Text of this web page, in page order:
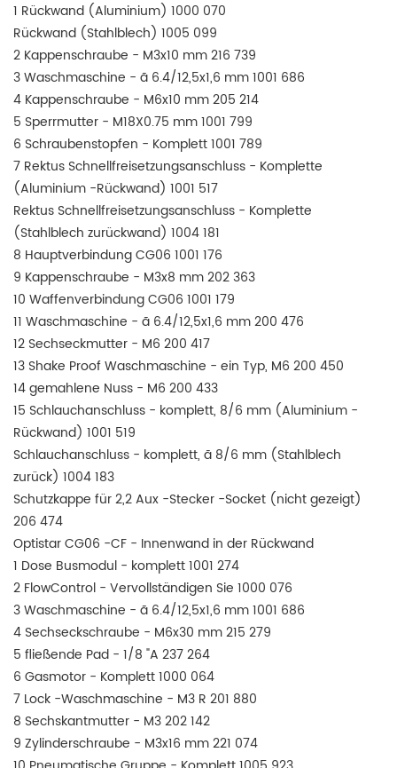
1 Rückwand (Aluminium) 1000 070
Rückwand (Stahlblech) 1005 099
2 Kappenschraube - M3x10 mm 216 739
3 Waschmaschine - ã 6.4/12,5x1,6 mm 1001 686
4 Kappenschraube - M6x10 mm 205 214
5 Sperrmutter - M18X0.75 mm 1001 799
6 Schraubenstopfen - Komplett 1001 789
7 Rektus Schnellfreisetzungsanschluss - Komplette
(Aluminium -Rückwand) 1001 517
Rektus Schnellfreisetzungsanschluss - Komplette
(Stahlblech zurückwand) 1004 181
8 Hauptverbindung CG06 1001 176
9 Kappenschraube - M3x8 mm 202 363
10 Waffenverbindung CG06 1001 179
11 Waschmaschine - ã 6.4/12,5x1,6 mm 200 476
12 Sechseckmutter - M6 200 417
13 Shake Proof Waschmaschine - ein Typ, M6 200 450
14 gemahlene Nuss - M6 200 433
15 Schlauchanschluss - komplett, 8/6 mm (Aluminium -
Rückwand) 1001 519
Schlauchanschluss - komplett, ã 8/6 mm (Stahlblech
zurück) 1004 183
Schutzkappe für 2,2 Aux -Stecker -Socket (nicht gezeigt)
206 474
Optistar CG06 -CF - Innenwand in der Rückwand
1 Dose Busmodul - komplett 1001 274
2 FlowControl - Vervollständigen Sie 1000 076
3 Waschmaschine - ã 6.4/12,5x1,6 mm 1001 686
4 Sechseckschraube - M6x30 mm 215 279
5 fließende Pad - 1/8 "A 237 264
6 Gasmotor - Komplett 1000 064
7 Lock -Waschmaschine - M3 R 201 880
8 Sechskantmutter - M3 202 142
9 Zylinderschraube - M3x16 mm 221 074